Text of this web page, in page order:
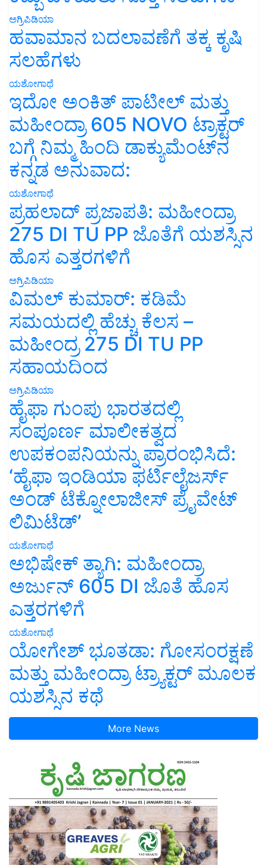
ಅಗ್ರಿಪಿಡಿಯಾ
ಹವಾಮಾನ ಬದಲಾವಣೆಗೆ ತಕ್ಕ ಕೃಷಿ
ಸಲಹೆಗಳು
ಯಶೋಗಾಥೆ
ಇದೋ ಅಂಕಿತ್ ಪಾಟೀಲ್ ಮತ್ತು
ಮಹೀಂದ್ರಾ 605 NOVO ಟ್ರಾಕ್ಟರ್
ಬಗ್ಗೆ ನಿಮ್ಮ ಹಿಂದಿ ಡಾಕ್ಯುಮೆಂಟ್‌ನ
ಕನ್ನಡ ಅನುವಾದ:
ಯಶೋಗಾಥೆ
ಪ್ರಹಲಾದ್ ಪ್ರಜಾಪತಿ: ಮಹೀಂದ್ರಾ
275 DI TU PP ಜೊತೆಗೆ ಯಶಸ್ಸಿನ
ಹೊಸ ಎತ್ತರಗಳಿಗೆ
ಅಗ್ರಿಪಿಡಿಯಾ
ವಿಮಲ್ ಕುಮಾರ್: ಕಡಿಮೆ
ಸಮಯದಲ್ಲಿ ಹೆಚ್ಚು ಕೆಲಸ –
ಮಹೀಂದ್ರ 275 DI TU PP
ಸಹಾಯದಿಂದ
ಅಗ್ರಿಪಿಡಿಯಾ
ಹೈಫಾ ಗುಂಪು ಭಾರತದಲ್ಲಿ
ಸಂಪೂರ್ಣ ಮಾಲೀಕತ್ವದ
ಉಪಕಂಪನಿಯನ್ನು ಪ್ರಾರಂಭಿಸಿದೆ:
‘ಹೈಫಾ ಇಂಡಿಯಾ ಫರ್ಟಿಲೈಜರ್ಸ್
ಅಂಡ್ ಟೆಕ್ನೋಲಾಜೀಸ್ ಪ್ರೈವೇಟ್
ಲಿಮಿಟೆಡ್’
ಯಶೋಗಾಥೆ
ಅಭಿಷೇಕ್ ತ್ಯಾಗಿ: ಮಹೀಂದ್ರಾ
ಅರ್ಜುನ್ 605 DI ಜೊತೆ ಹೊಸ
ಎತ್ತರಗಳಿಗೆ
ಯಶೋಗಾಥೆ
ಯೋಗೇಶ್ ಭೂತಡಾ: ಗೋಸಂರಕ್ಷಣೆ
ಮತ್ತು ಮಹೀಂದ್ರಾ ಟ್ರ್ಯಾಕ್ಟರ್ ಮೂಲಕ
ಯಶಸ್ಸಿನ ಕಥೆ
More News